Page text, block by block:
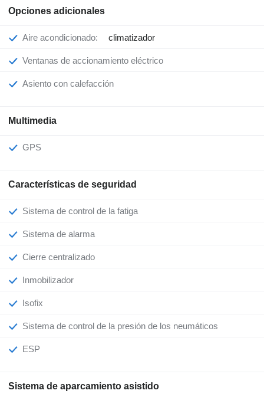
Opciones adicionales
Aire acondicionado: climatizador
Ventanas de accionamiento eléctrico
Asiento con calefacción
Multimedia
GPS
Características de seguridad
Sistema de control de la fatiga
Sistema de alarma
Cierre centralizado
Inmobilizador
Isofix
Sistema de control de la presión de los neumáticos
ESP
Sistema de aparcamiento asistido